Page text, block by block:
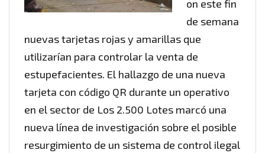
on este fin
de semana
nuevas tarjetas rojas y amarillas que
utilizarían para controlar la venta de
estupefacientes. El hallazgo de una nueva
tarjeta con código QR durante un operativo
en el sector de Los 2.500 Lotes marcó una
nueva línea de investigación sobre el posible
resurgimiento de un sistema de control ilegal